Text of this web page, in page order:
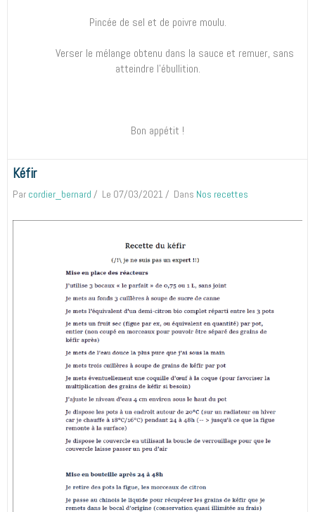
Pincée de sel et de poivre moulu.
Verser le mélange obtenu dans la sauce et remuer, sans
atteindre l’ébullition.
Bon appétit !
Kéfir
Par cordier_bernard Le 07/03/2021 Dans Nos recettes